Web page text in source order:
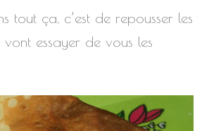
tout ça, c’est de repousser les
essayer de vous les